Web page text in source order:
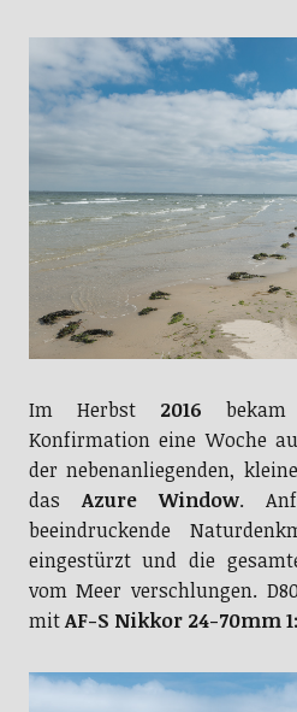
Im Herbst2016
Konfirmation eine Woche
der nebenanliegenden,
dasAzure Window.
beeindruckende
eingestürzt und die
vom Meer verschlungen.
mitAF-S Nikkor 24-70mm